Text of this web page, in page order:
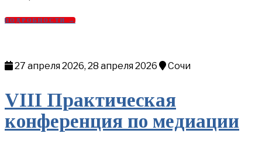
ПОДРОБНОСТИ →
27 апреля 2026, 28 апреля 2026 Сочи
VIII Практическая
конференция по медиации